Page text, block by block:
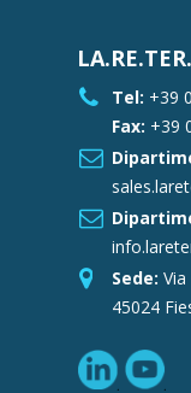
Tel: +39
Fax: +39
Sede:
45024